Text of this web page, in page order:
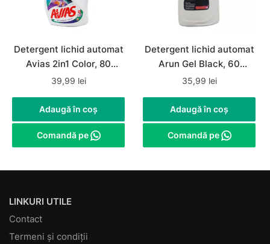
Detergent lichid automat
Avias 2in1 Color, 80
spalari, 4litri
39,99 lei
Adaugă în coș
Comandă pe
Detergent lichid automat
Arun Gel Black, 60
spalari, 4 litri
35,99 lei
Adaugă în coș
Comandă pe
LINKURI UTILE
Contact
Termeni și condiții